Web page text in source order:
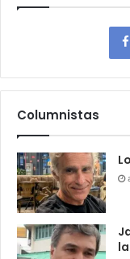
Columnistas